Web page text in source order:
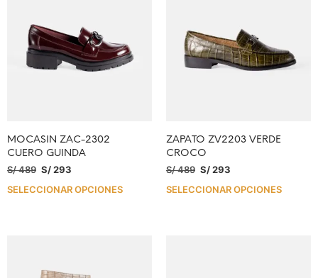
MOCASIN ZAC-2302
CUERO GUINDA
S/489 S/293
SELECCIONAR OPCIONES
ZAPATO ZV2203 VERDE
CROCO
S/489 S/293
SELECCIONAR OPCIONES